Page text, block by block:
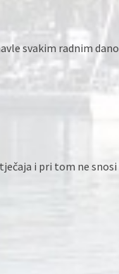
svakim radnim
i pri tom ne snosi